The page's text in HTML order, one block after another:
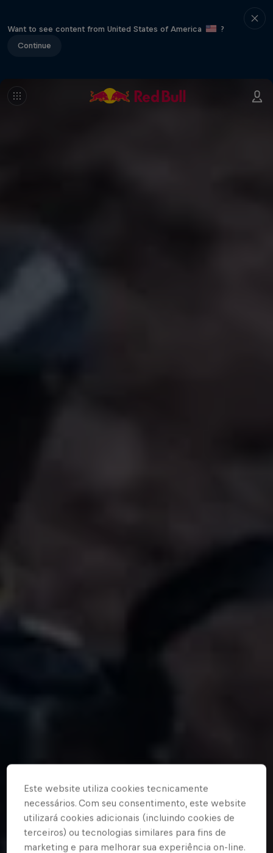
Want to see content from United States of America
?
Continue
Este website utiliza cookies tecnicamente
necessários. Com seu consentimento, este website
utilizará cookies adicionais (incluindo cookies de
terceiros) ou tecnologias similares para fins de
marketing e para melhorar sua experiência on-line.